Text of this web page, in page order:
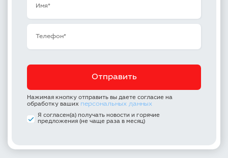
Нажимая кнопку отправить вы даете согласие на
обработку ваших персональных данных
Я согласен(а) получать новости и горячие
предложения (не чаще раза в месяц)